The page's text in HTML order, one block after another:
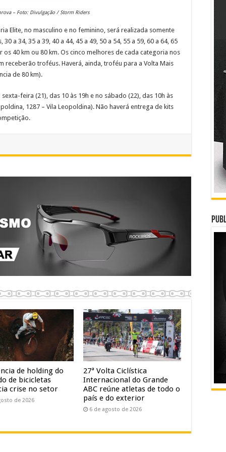
– Foto: Divulgação / Storm Riders
Elite, no masculino e no feminino, será realizada somente
a 34, 35 a 39, 40 a 44, 45 a 49, 50 a 54, 55 a 59, 60 a 64, 65
40 km ou 80 km. Os cinco melhores de cada categoria nos
receberão troféus. Haverá, ainda, troféu para a Volta Mais
de 80 km).
feira (21), das 10 às 19h e no sábado (22), das 10h às
1287 – Vila Leopoldina). Não haverá entrega de kits
de holding do
de bicicletas
crise no setor
de 2026
27ª Volta Ciclística
Internacional do Grande
ABC reúne atletas de todo o
país e do exterior
6 de agosto de 2026